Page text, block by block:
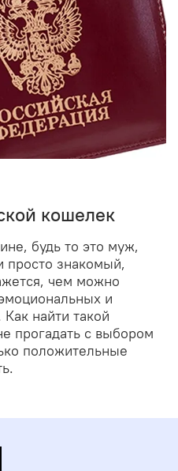
кошелек
будь то это муж,
просто знакомый,
чем можно
и
найти такой
прогадать с выбором
положительные